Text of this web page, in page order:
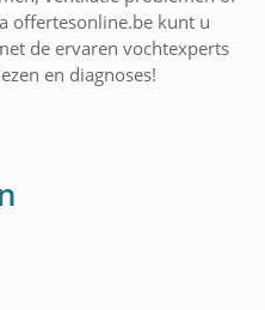
offertesonline.be kunt u
de ervaren vochtexperts
en diagnoses!